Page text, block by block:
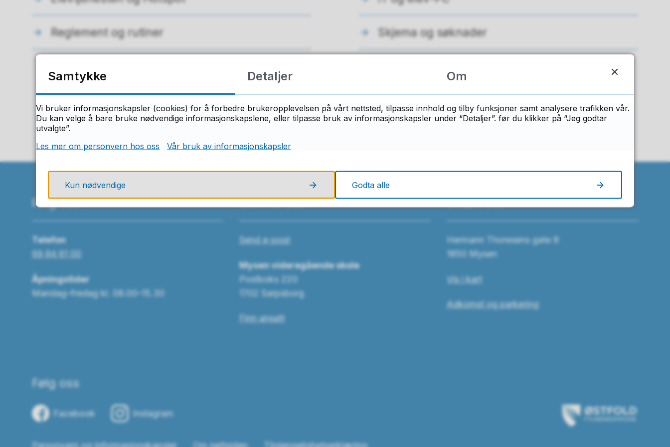
Reglement og rutiner Skjema og søknader
Fant du det du lette etter på denne siden?
Ja Nei
Ring oss
Telefon
69 84 61 00
Åpningstider
Mandag–fredag kl. 08.00–15.30
Skriv til oss
Send e-post
Mysen videregående skole
Postboks 220
1702 Sarpsborg
Finn ansatt
Besøk oss
Hermann Thoresens gate 8
1850 Mysen
Vis i kart
Adkomst og parkering
Følg oss
Facebook Instagram
Østfold
Samtykke Detaljer Om
Vi bruker informasjonskapsler (cookies) for å forbedre brukeropplevelsen på vårt nettsted, tilpasse innhold og tilby funksjoner samt analysere trafikken vår.
Du kan velge å bare bruke nødvendige informasjonskapslene, eller tilpasse bruk av informasjonskapsler under “Detaljer”. før du klikker på “Jeg godtar
utvalgte”.
Les mer om personvern hos oss
Vår bruk av informasjonskapsler
Kun nødvendige Godta alle